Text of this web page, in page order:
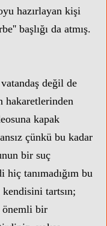
hazırlayan kişi
başlığı da atmış.
değil de
hakaretlerinden
kapak
çünkü bu kadar
bir suç
tanımadığım bu
tartsın;
önemli bir